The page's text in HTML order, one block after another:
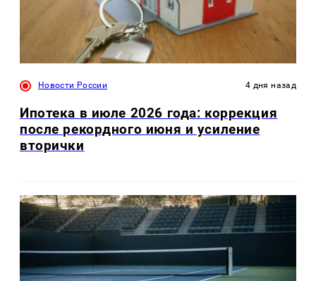
Новости России 4 дня назад
Ипотека в июле 2026 года: коррекция
после рекордного июня и усиление
вторички